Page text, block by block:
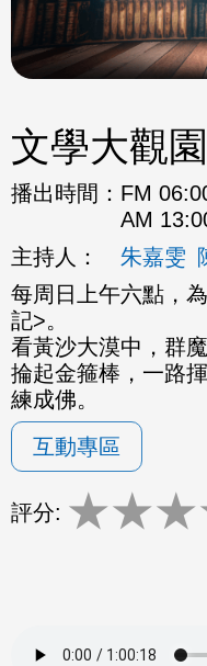
文學大觀園
播出時間： FM
AM
主持人：
朱嘉雯
每周日上午六點，
記>。
看黃沙大漠中，群
掄起金箍棒，一路
練成佛。
互動專區
評分: ★★★